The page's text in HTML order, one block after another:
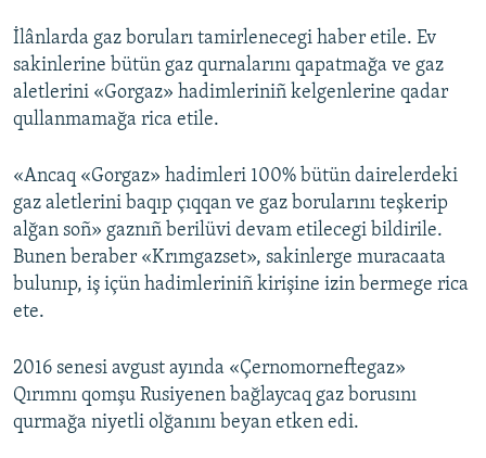
FİKİR
Русский
QOŞULIÑIZ!
RFE/RS bütün saytları
İlânlarda gaz boruları tamirlenecegi haber etile. Ev
sakinlerine bütün gaz qurnalarını qapatmağa ve gaz
aletlerini «Gorgaz» hadimleriniñ kelgenlerine qadar
qullanmamağa rica etile.
«Ancaq «Gorgaz» hadimleri 100% bütün dairelerdeki
gaz aletlerini baqıp çıqqan ve gaz borularını teşkerip
alğan soñ» gaznıñ berilüvi devam etilecegi bildirile.
Bunen beraber «Krımgazset», sakinlerge muracaata
bulunıp, iş içün hadimleriniñ kirişine izin bermege rica
ete.
2016 senesi avgust ayında «Çernomorneftegaz»
Qırımnı qomşu Rusiyenen bağlaycaq gaz borusını
qurmağa niyetli olğanını beyan etken edi.